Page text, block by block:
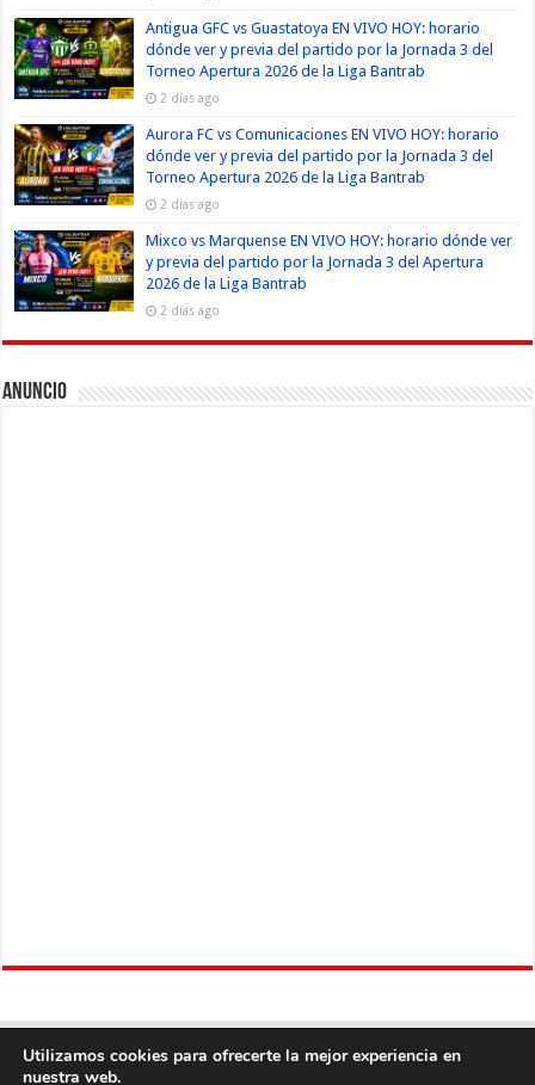
Antigua GFC vs Guastatoya EN VIVO HOY: horario
dónde ver y previa del partido por la Jornada 3 del
Torneo Apertura 2026 de la Liga Bantrab
2 días ago
Aurora FC vs Comunicaciones EN VIVO HOY: horario
dónde ver y previa del partido por la Jornada 3 del
Torneo Apertura 2026 de la Liga Bantrab
2 días ago
Mixco vs Marquense EN VIVO HOY: horario dónde ver
y previa del partido por la Jornada 3 del Apertura
2026 de la Liga Bantrab
2 días ago
Anuncio
Utilizamos cookies para ofrecerte la mejor experiencia en
nuestra web.